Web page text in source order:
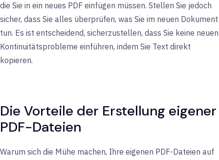
die Sie in ein neues PDF einfügen müssen. Stellen Sie jedoch
sicher, dass Sie alles überprüfen, was Sie im neuen Dokument
tun. Es ist entscheidend, sicherzustellen, dass Sie keine neuen
Kontinuitätsprobleme einführen, indem Sie Text direkt
kopieren.
Die Vorteile der Erstellung eigener
PDF-Dateien
Warum sich die Mühe machen, Ihre eigenen PDF-Dateien auf